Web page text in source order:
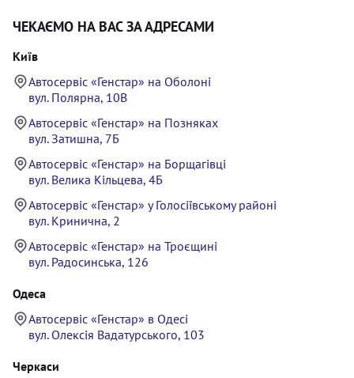
ЧЕКАЄМО НА ВАС ЗА АДРЕСАМИ
Київ
Автосервіс «Генстар» на Оболоні
вул. Полярна, 10В
Автосервіс «Генстар» на Позняках
вул. Затишна, 7Б
Автосервіс «Генстар» на Борщагівці
вул. Велика Кільцева, 4Б
Автосервіс «Генстар» у Голосіївському районі
вул. Кринична, 2
Автосервіс «Генстар» на Троєщині
вул. Радосинська, 126
Одеса
Автосервіс «Генстар» в Одесі
вул. Олексія Вадатурського, 103
Черкаси